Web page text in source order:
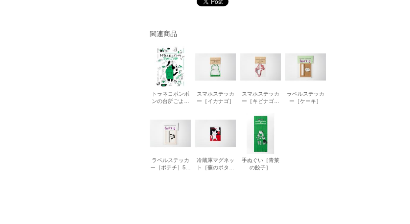
書店
六本松 蔦
関連商品
トラネコボンボ
ンの台所ごよみ
スマホステッカ
ー［イカナゴ］
スマホステッカ
ー［キビナゴの
ラベルステッカ
ー［ケーキ］
ラベルステッカ
ー［ポテチ］5枚
冷蔵庫マグネッ
ト［蕪のポター
手ぬぐい［青菜
の餃子］